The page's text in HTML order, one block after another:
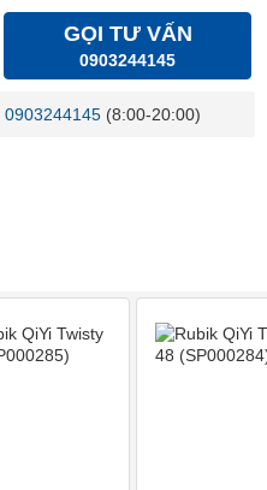
GỌI TƯ VẤN
0903244145
0903244145 (8:00-20:00)